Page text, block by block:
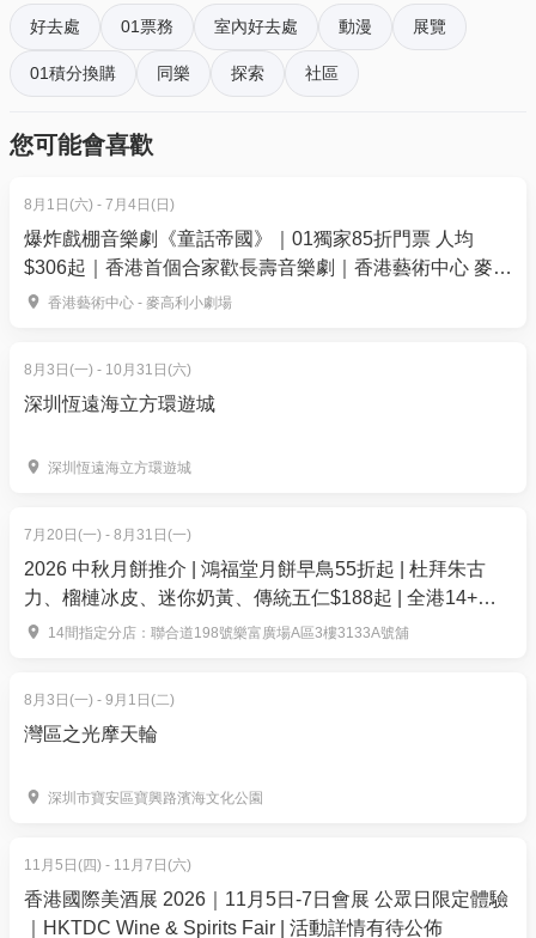
有效證明文件（如出生證明或手冊）以供驗證。
【展覽內容】
規劃專屬紀念企劃內容。從#1企劃 ～#5主題曲每一個
動畫製作的幕後世界。從線稿上色、角色躍動，到賦
予聲音——讓我們一同追溯電視動畫《名偵探柯南》完
成前的製作歷程。此外，集結動畫經典名場面的展示
區，及本展限定之特別影像劇場，也是不容錯過的精
的動畫歷史。
為慶祝30週年，江戶川柯南將與30位角色一同於入口
小孩，智慧卻過於常人的名偵探柯南」。本區將集結
4. 我預訂了活動，但還沒收到確認電郵，該怎樣辦？
- 如果仍未能找到確認電郵，你可以電郵到
01space@hk01.com 與我們聯絡。
5. 下單後，我可以修改訂單或申請退款嗎？
郵到 01space@hk01.com。
6. 如何賺取及使用 01 積分？
於「01空間」購票，每消費$1即可賺取1「01積
再賺，賺完再買、再食、再玩！
好去處 01票務 室內好去處 動漫 展覽
01積分換購 同樂 探索 社區
您可能會喜歡
8月1日(六) - 7月4日(日)
爆炸戲棚音樂劇《童話帝國》｜01獨家85折門票 人均
$306起｜香港首個合家歡長壽音樂劇｜香港藝術中心 麥高
利小劇場上演
香港藝術中心 - 麥高利小劇場
8月3日(一) - 10月31日(六)
深圳恆遠海立方環遊城
深圳恆遠海立方環遊城
7月20日(一) - 8月31日(一)
2026 中秋月餅推介 | 鴻福堂月餅早鳥55折起 | 杜拜朱古
力、榴槤冰皮、迷你奶黃、傳統五仁$188起 | 全港14+分
店換領
14間指定分店：聯合道198號樂富廣場A區3樓3133A號舖
8月3日(一) - 9月1日(二)
灣區之光摩天輪
深圳市寶安區寶興路濱海文化公園
11月5日(四) - 11月7日(六)
香港國際美酒展 2026｜11月5日-7日會展 公眾日限定體驗
｜HKTDC Wine & Spirits Fair | 活動詳情有待公佈